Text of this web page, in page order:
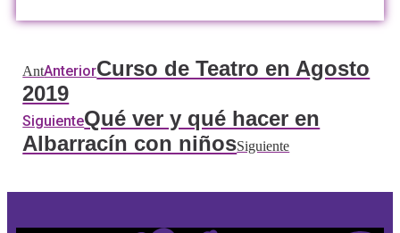
AntAnteriorCurso de Teatro en Agosto
2019
SiguienteQué ver y qué hacer en
Albarracín con niñosSiguiente